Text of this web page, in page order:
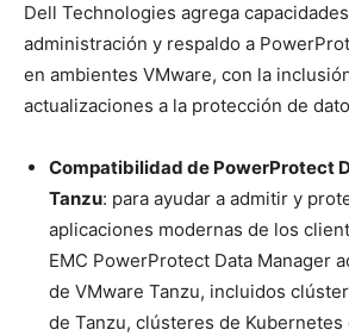
Dell Technologies agrega
administración y respaldo a
en ambientes VMware, con la
actualizaciones a la protección de
Compatibilidad de PowerProtect
Tanzu: para ayudar a admitir y
aplicaciones modernas de los
EMC PowerProtect Data Manager
de VMware Tanzu, incluidos
de Tanzu, clústeres de Kubernetes